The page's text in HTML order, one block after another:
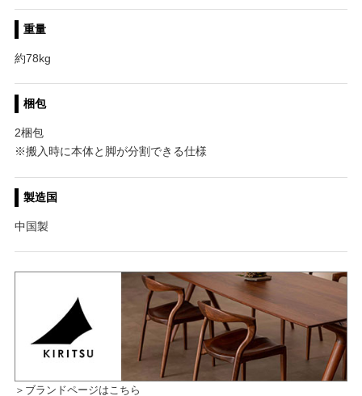
重量
約78kg
梱包
2梱包
※搬入時に本体と脚が分割できる仕様
製造国
中国製
＞ブランドページはこちら